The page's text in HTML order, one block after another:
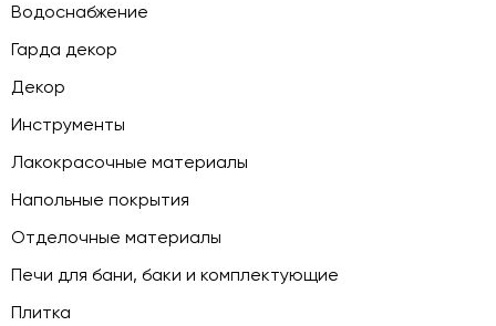
Водоснабжение
Гарда декор
Декор
Инструменты
Лакокрасочные материалы
Напольные покрытия
Отделочные материалы
Печи для бани, баки и комплектующие
Плитка